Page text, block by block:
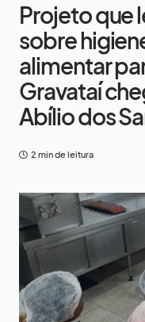
Projeto que
sobre
alimentar
Gravataí
Abílio dos
2 min de leitura